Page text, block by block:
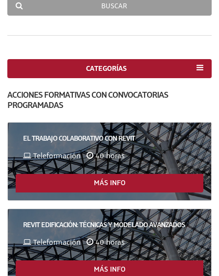
BUSCAR
CATEGORÍAS
ACCIONES FORMATIVAS CON CONVOCATORIAS
PROGRAMADAS
EL TRABAJO COLABORATIVO CON REVIT
Teleformación 40 horas
MÁS INFO
REVIT EDIFICACIÓN: TÉCNICAS Y MODELADO AVANZADOS
Teleformación 40 horas
MÁS INFO